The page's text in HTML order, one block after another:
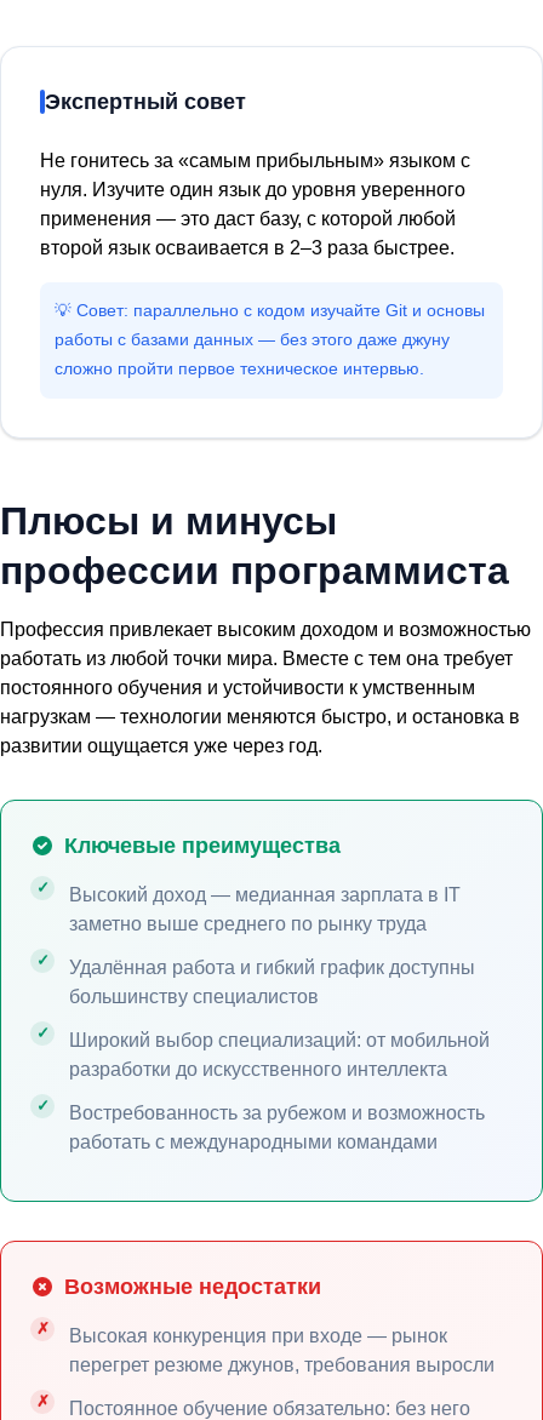
Экспертный совет
Не гонитесь за «самым прибыльным» языком с
нуля. Изучите один язык до уровня уверенного
применения — это даст базу, с которой любой
второй язык осваивается в 2–3 раза быстрее.
💡 Совет: параллельно с кодом изучайте Git и основы
работы с базами данных — без этого даже джуну
сложно пройти первое техническое интервью.
Плюсы и минусы
профессии программиста
Профессия привлекает высоким доходом и возможностью
работать из любой точки мира. Вместе с тем она требует
постоянного обучения и устойчивости к умственным
нагрузкам — технологии меняются быстро, и остановка в
развитии ощущается уже через год.
Ключевые преимущества
Высокий доход — медианная зарплата в IT
заметно выше среднего по рынку труда
Удалённая работа и гибкий график доступны
большинству специалистов
Широкий выбор специализаций: от мобильной
разработки до искусственного интеллекта
Востребованность за рубежом и возможность
работать с международными командами
Возможные недостатки
Высокая конкуренция при входе — рынок
перегрет резюме джунов, требования выросли
Постоянное обучение обязательно: без него